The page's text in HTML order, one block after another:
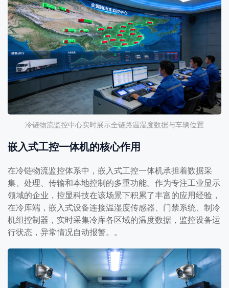
冷链物流监控中心实时展示全链路温湿度数据与车辆位置
嵌入式工控一体机的核心作用
在冷链物流监控体系中，嵌入式工控一体机承担着数据采
集、处理、传输和本地控制的多重功能。作为专注工业显示
领域的企业，控显科技在该场景下积累了丰富的应用经验，
在冷库端，嵌入式设备连接温湿度传感器、门禁系统、制冷
机组控制器，实时采集冷库各区域的温度数据，监控设备运
行状态，异常情况自动报警。。